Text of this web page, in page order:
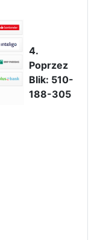
4.
Poprzez
Blik: 510-
188-305